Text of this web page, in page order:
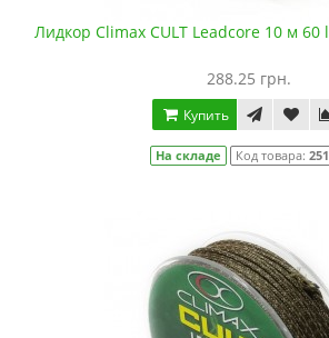
Лидкор Climax CULT Leadcore 10 м 60
288.25 грн.
Купить
На складе Код товара: